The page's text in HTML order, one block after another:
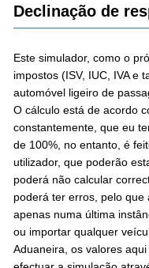
Declinação de
Este simulador, como o
impostos (ISV, IUC, IVA e
automóvel ligeiro de
O cálculo está de acordo
constantemente, que eu
de 100%, no entanto, é
utilizador, que poderão
poderá não calcular
poderá ter erros, pelo que
apenas numa última
ou importar qualquer
Aduaneira, os valores